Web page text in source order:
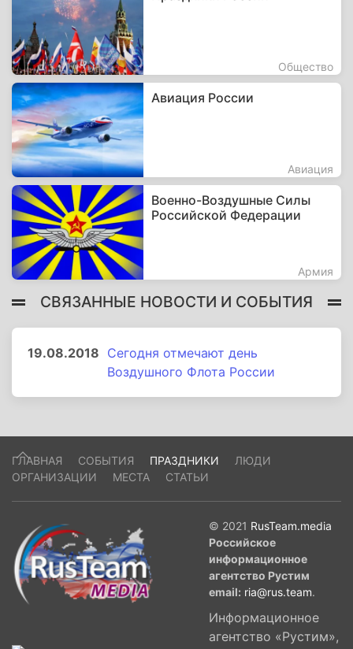
Общество
Авиация России
Авиация
Военно-Воздушные Силы
Российской Федерации
Армия
СВЯЗАННЫЕ НОВОСТИ И СОБЫТИЯ
19.08.2018 Сегодня отмечают день
Воздушного Флота России
ГЛАВНАЯ СОБЫТИЯ ПРАЗДНИКИ
ЛЮДИ
ОРГАНИЗАЦИИ
МЕСТА СТАТЬИ
© 2021 RusTeam.media
Российское
информационное
агентство Рустим
email: ria@rus.team.
Информационное
агентство «Рустим»,